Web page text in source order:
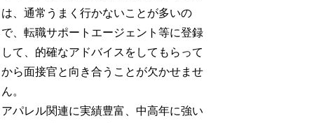
は、通常うまく行かないことが多いの
で、転職サポートエージェント等に登録
して、的確なアドバイスをしてもらって
から面接官と向き合うことが欠かせませ
ん。
アパレル関連に実績豊富、中高年に強い